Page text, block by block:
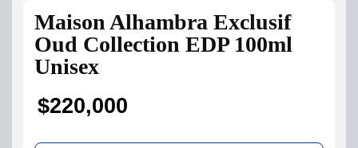
Maison Alhambra Exclusif
Oud Collection EDP 100ml
Unisex
$220,000